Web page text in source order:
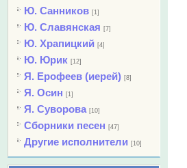
Ю. Санников [1]
Ю. Славянская [7]
Ю. Храпицкий [4]
Ю. Юрик [12]
Я. Ерофеев (иерей) [8]
Я. Осин [1]
Я. Суворова [10]
Сборники песен [47]
Другие исполнители [10]